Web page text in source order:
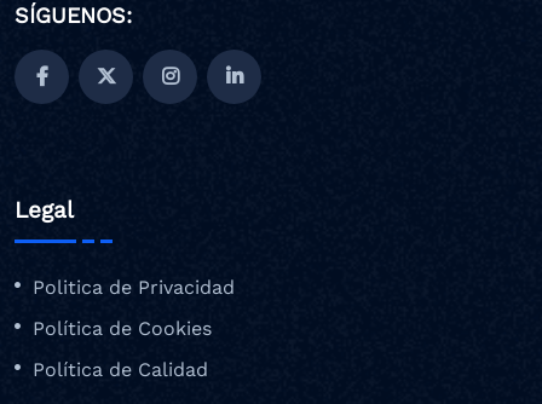
SÍGUENOS:
Legal
Politica de Privacidad
Política de Cookies
Política de Calidad